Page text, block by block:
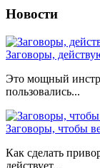
Новости
Заговоры,
Это мощный
пользовались...
Заговоры, чтобы
Как сделать
действует...